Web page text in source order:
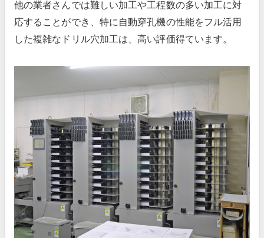
他の業者さんでは難しい加工や工程数の多い加工に対
応することができ、特に自動穿孔機の性能をフル活用
した複雑なドリル穴加工は、高い評価得ています。